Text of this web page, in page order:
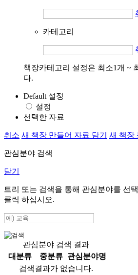
카테고리
책장카테고리 설정은 최소1개 ~
다.
Default 설정
설정
선택한 자료
취소 새 책장 만들어 자료 담기 새 책장
관심분야 검색
닫기
트리 또는 검색을 통해 관심분야를 선
클릭 하십시오.
관심분야 검색 결과
대분류
중분류
관심분야명
검색결과가 없습니다.